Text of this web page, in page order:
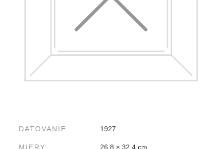
DATOVANIE: 1927
MIERY: 26,8 × 32,4 cm